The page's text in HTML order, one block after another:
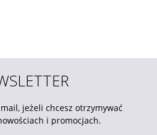
jeżeli chcesz otrzymywać
i promocjach.